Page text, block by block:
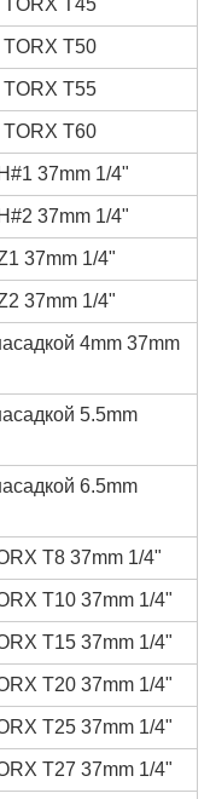
T50
T55
T60
37mm 1/4"
37mm 1/4"
37mm 1/4"
37mm 1/4"
4mm 37mm
5.5mm
6.5mm
T8 37mm 1/4"
T10 37mm 1/4"
T15 37mm 1/4"
T20 37mm 1/4"
T25 37mm 1/4"
T27 37mm 1/4"